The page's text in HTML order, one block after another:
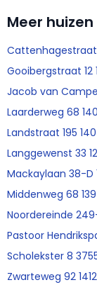
Meer
Cattenhagestraat
Gooibergstraat 12
Jacob van
Laarderweg 68
Landstraat 195
Langgewenst 33
Mackaylaan 38-D
Middenweg 68
Noordereinde
Pastoor
Scholekster 8
Zwarteweg 92